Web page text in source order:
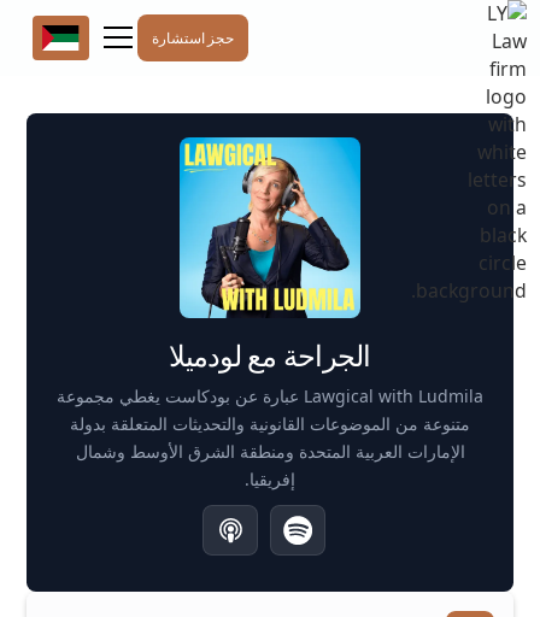
حجز استشارة
الجراحة مع لودميلا
Lawgical with Ludmila عبارة عن بودكاست يغطي مجموعة
متنوعة من الموضوعات القانونية والتحديثات المتعلقة بدولة
الإمارات العربية المتحدة ومنطقة الشرق الأوسط وشمال
إفريقيا.